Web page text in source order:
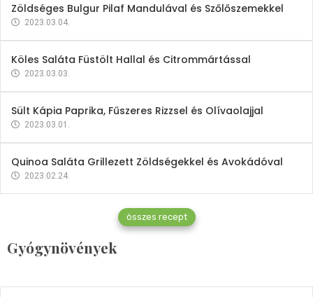
Zöldséges Bulgur Pilaf Mandulával és Szőlőszemekkel
2023.03.04.
Köles Saláta Füstölt Hallal és Citrommártással
2023.03.03.
Sült Kápia Paprika, Fűszeres Rizzsel és Olívaolajjal
2023.03.01.
Quinoa Saláta Grillezett Zöldségekkel és Avokádóval
2023.02.24.
összes recept
Gyógynövények
Gyógynövények
Mindent a petrezselyemről
2023.12.21.